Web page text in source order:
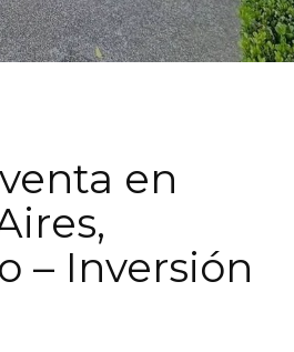
en
– Inversión